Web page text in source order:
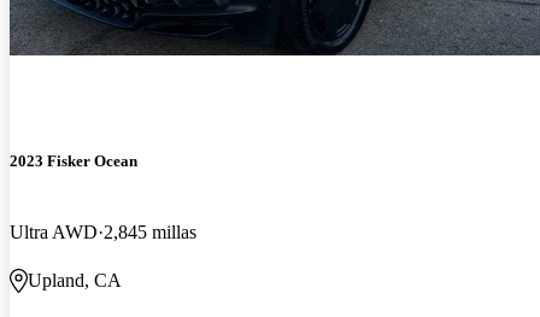
2023 Fisker Ocean
Ultra AWD 2,845 millas
Upland, CA